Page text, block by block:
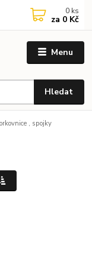
Menu
Hledat
0 ks
za 0 Kč
, spojky